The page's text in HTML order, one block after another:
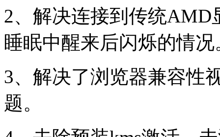
2、解决连接到传统
睡眠中醒来后闪烁的情况
3、解决了浏览器兼容性
题。